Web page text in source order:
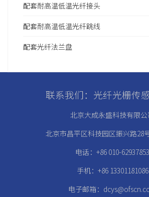
配套耐高温低温光纤接头
配套耐高温低温光纤跳线
配套光纤法兰盘
联系我们：光纤光栅传
北京大成永盛科技有限公
北京市昌平区科技园区振兴路28
电话：+86 010-62937853
手机：+86 13301181086
电子邮箱：